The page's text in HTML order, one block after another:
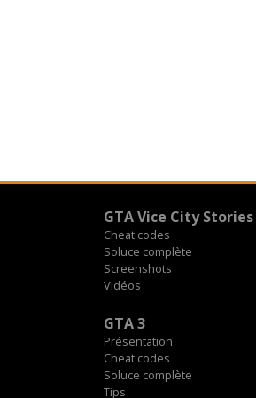
GTA Vice City Stories
Cheat codes
Soluce complète
Screenshots
Vidéos
GTA 3
Présentation
Cheat codes
Soluce complète
Tips